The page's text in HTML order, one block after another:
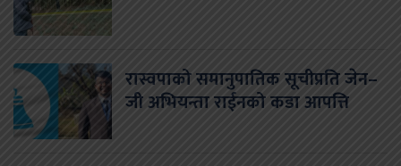
रास्वपाको समानुपातिक सूचीप्रति जेन–
जी अभियन्ता राईनको कडा आपत्ति